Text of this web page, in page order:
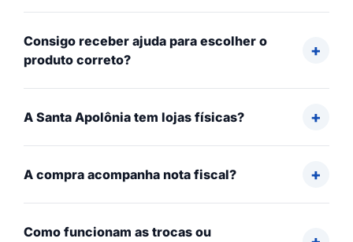
Consigo receber ajuda para escolher o
produto correto?
A Santa Apolônia tem lojas físicas?
A compra acompanha nota fiscal?
Como funcionam as trocas ou